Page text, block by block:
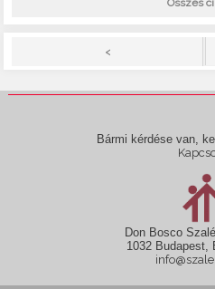
Összes
<
Bármi kérdése van,
Don Bosco
1032 Budapest,